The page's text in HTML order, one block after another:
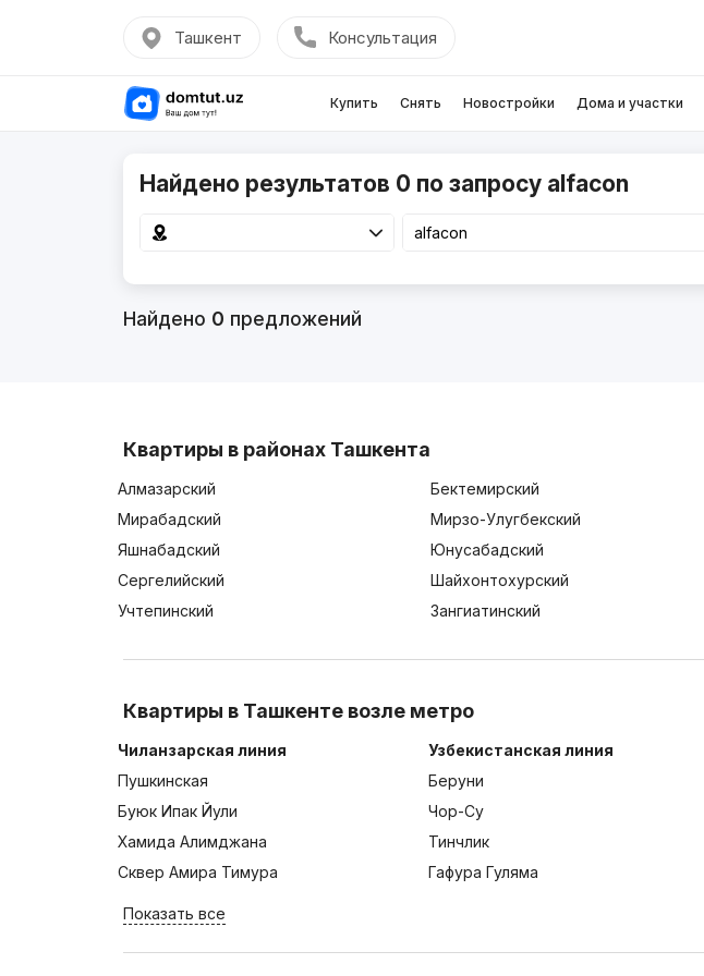
Ташкент Консультация
Купить Снять Новостройки Дома и участки
Найдено результатов 0 по запросу alfacon
Найдено 0 предложений
Квартиры в районах Ташкента
Алмазарский Бектемирский
Мирабадский
Мирзо-Улугбекский
Яшнабадский
Юнусабадский
Сергелийский
Шайхонтохурский
Учтепинский
Зангиатинский
Квартиры в Ташкенте возле метро
Чиланзарская линия
Пушкинская
Буюк Ипак Йули
Хамида Алимджана
Сквер Амира Тимура
Узбекистанская линия
Беруни
Чор-Су
Тинчлик
Гафура Гуляма
Показать все